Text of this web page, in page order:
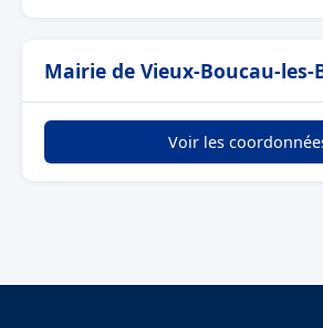
Mairie de Vieux-Boucau-les-
Voir les